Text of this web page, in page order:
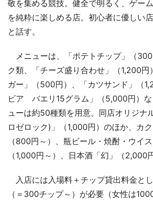
敬を集める競技。健全で明るく、ゲー
を純粋に楽しめる店。初心者に優しい
と話す。
メニューは、「ポテトチップ」（
ク類、「チーズ盛り合わせ」（1,200円
ガー」（500円）、「カツサンド」（
ビア バエリ15グラム」（5,000円）な
ューは約50種類を用意。同店オリジナ
ロゼロック)」（1,000円）のほか、カ
（800円～）、瓶ビール・焼酎・ウイ
（1,000円～）、日本酒「幻」（2,000
入店には入場料＋チップ貸出料金と
（＝300チップ～）が必要（女性は